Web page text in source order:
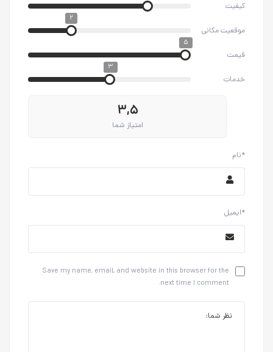
کیفیت
موقعیت مکانی
۲
قیمت
۵
خدمات
۳
۳,۵
امتیاز شما
نام*
ایمیل*
Save my name, email, and website in this browser for the
next time I comment.